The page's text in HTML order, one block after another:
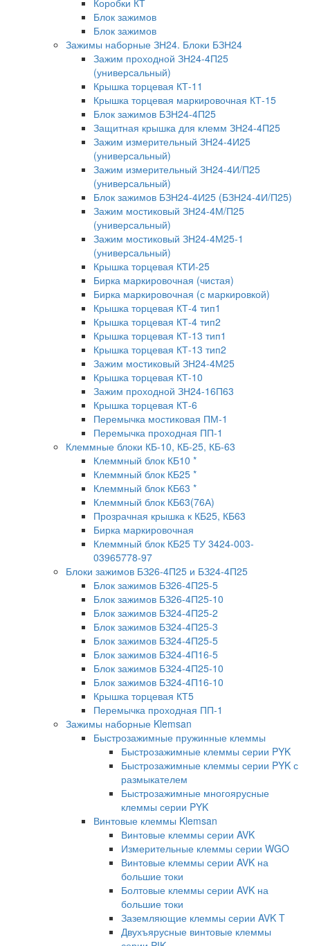
Блок зажимов
Блок зажимов
Зажимы наборные ЗН24. Блоки БЗН24
Зажим проходной ЗН24-4П25
(универсальный)
Крышка торцевая КТ-11
Крышка торцевая маркировочная КТ-15
Блок зажимов БЗН24-4П25
Защитная крышка для клемм ЗН24-4П25
Зажим измерительный ЗН24-4И25
(универсальный)
Зажим измерительный ЗН24-4И/П25
(универсальный)
Блок зажимов БЗН24-4И25 (БЗН24-4И/П25)
Зажим мостиковый ЗН24-4М/П25
(универсальный)
Зажим мостиковый ЗН24-4М25-1
(универсальный)
Крышка торцевая КТИ-25
Бирка маркировочная (чистая)
Бирка маркировочная (с маркировкой)
Крышка торцевая КТ-4 тип1
Крышка торцевая КТ-4 тип2
Крышка торцевая КТ-13 тип1
Крышка торцевая КТ-13 тип2
Зажим мостиковый ЗН24-4М25
Крышка торцевая КТ-10
Зажим проходной ЗН24-16П63
Крышка торцевая КТ-6
Перемычка мостиковая ПМ-1
Перемычка проходная ПП-1
Клеммные блоки КБ-10, КБ-25, КБ-63
Клеммный блок КБ10 *
Клеммный блок КБ25 *
Клеммный блок КБ63 *
Клеммный блок КБ63(76А)
Прозрачная крышка к КБ25, КБ63
Бирка маркировочная
Клеммный блок КБ25 ТУ 3424-003-
03965778-97
Блоки зажимов БЗ26-4П25 и БЗ24-4П25
Блок зажимов БЗ26-4П25-5
Блок зажимов БЗ26-4П25-10
Блок зажимов БЗ24-4П25-2
Блок зажимов БЗ24-4П25-3
Блок зажимов БЗ24-4П25-5
Блок зажимов БЗ24-4П16-5
Блок зажимов БЗ24-4П25-10
Блок зажимов БЗ24-4П16-10
Крышка торцевая КТ5
Перемычка проходная ПП-1
Зажимы наборные Klemsan
Быстрозажимные пружинные клеммы
Быстрозажимные клеммы серии PYK
Быстрозажимные клеммы серии PYK с
размыкателем
Быстрозажимные многоярусные
клеммы серии PYK
Винтовые клеммы Klemsan
Винтовые клеммы серии AVK
Измерительные клеммы серии WGO
Винтовые клеммы серии AVK на
большие токи
Болтовые клеммы серии AVK на
большие токи
Заземляющие клеммы серии AVK T
Двухъярусные винтовые клеммы